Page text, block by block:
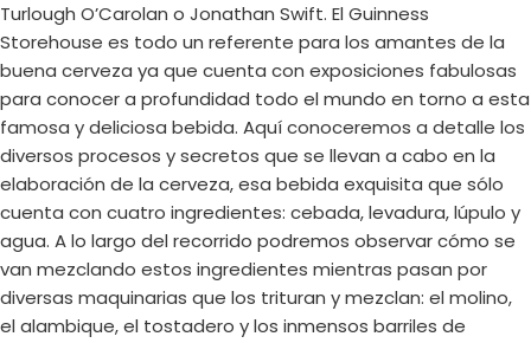
Turlough O’Carolan o Jonathan Swift. El Guinness
Storehouse es todo un referente para los amantes de la
buena cerveza ya que cuenta con exposiciones fabulosas
para conocer a profundidad todo el mundo en torno a esta
famosa y deliciosa bebida. Aquí conoceremos a detalle los
diversos procesos y secretos que se llevan a cabo en la
elaboración de la cerveza, esa bebida exquisita que sólo
cuenta con cuatro ingredientes: cebada, levadura, lúpulo y
agua. A lo largo del recorrido podremos observar cómo se
van mezclando estos ingredientes mientras pasan por
diversas maquinarias que los trituran y mezclan: el molino,
el alambique, el tostadero y los inmensos barriles de